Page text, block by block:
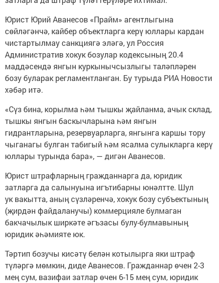
Юрист Юрий Аванесов «Прайм» агентлыгына
сөйләгәнчә, кайбер объектларга керү юллары кардан
чистартылмау санкциягә эләгә, ул Россия
Административ хокук бозулар кодексының 20.4
маддәсендә янгын куркынычсызлыгы таләпләрен
бозу буларак регламентланган. Бу турыда РИА Новости
хәбәр итә.
«Сүз бина, корылма һәм тышкы җайланма, ачык склад,
тышкы янгын баскычларына һәм янгын
гидрантларына, резервуарларга, янгынга каршы тору
чыганагы булган табигый һәм ясалма сулыкларга керү
юллары турында бара», — дигән Аванесов.
Юрист штрафларның гражданнарга да, юридик
затларга да салынуына игътибарны юнәлтте. Шул
ук вакытта, аның сүзләренчә, хокук бозу субъектының
(җирдән файдаланучы) коммерцияле булмаган
бакчачылык ширкәте әгъзасы булу-булмавының
юридик әһәмияте юк.
Тәртип бозучы кисәтү белән котылырга яки штраф
түләргә мөмкин, диде Аванесов. Гражданнар өчен 2-3
мең сум, вазифаи затлар өчен 6-15 мең сум, юридик